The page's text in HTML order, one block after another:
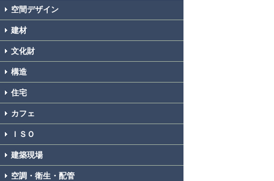
空間デザイン
建材
文化財
構造
住宅
カフェ
ＩＳＯ
建築現場
空調・衛生・配管